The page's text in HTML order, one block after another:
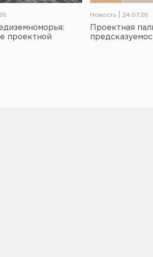
проектной
Новость 24.07.26
Проектная